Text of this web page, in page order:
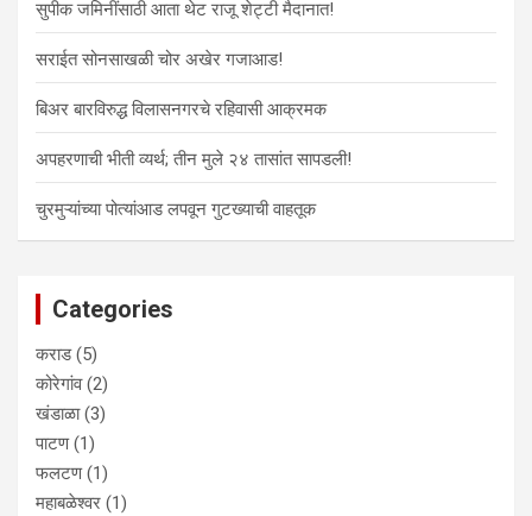
सुपीक जमिनींसाठी आता थेट राजू शेट्टी मैदानात!
सराईत सोनसाखळी चोर अखेर गजाआड!
बिअर बारविरुद्ध विलासनगरचे रहिवासी आक्रमक
अपहरणाची भीती व्यर्थ; तीन मुले २४ तासांत सापडली!
चुरमुऱ्यांच्या पोत्यांआड लपवून गुटख्याची वाहतूक
Categories
कराड(5)
कोरेगांव(2)
खंडाळा(3)
पाटण(1)
फलटण(1)
महाबळेश्वर (1)